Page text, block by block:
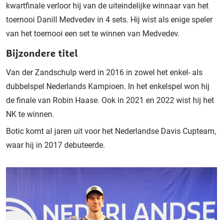
kwartfinale verloor hij van de uiteindelijke winnaar van het
toernooi Danill Medvedev in 4 sets. Hij wist als enige speler
van het toernooi een set te winnen van Medvedev.
Bijzondere titel
Van der Zandschulp werd in 2016 in zowel het enkel- als
dubbelspel Nederlands Kampioen. In het enkelspel won hij
de finale van Robin Haase. Ook in 2021 en 2022 wist hij het
NK te winnen.
Botic komt al jaren uit voor het Nederlandse Davis Cupteam,
waar hij in 2017 debuteerde.